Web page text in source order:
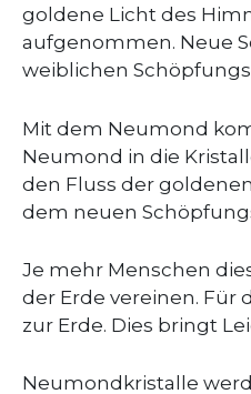
goldene Licht des
aufgenommen. Neue
weiblichen
Mit dem Neumond
Neumond in die
den Fluss der
dem neuen
Je mehr Menschen
der Erde vereinen.
zur Erde. Dies bringt
Neumondkristalle